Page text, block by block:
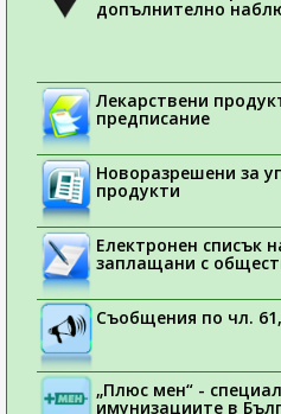
допълнително
Лекарствени
предписание
Новоразрешени за
продукти
Електронен списък
заплащани с
Съобщения по чл.
„Плюс мен“ -
имунизациите в